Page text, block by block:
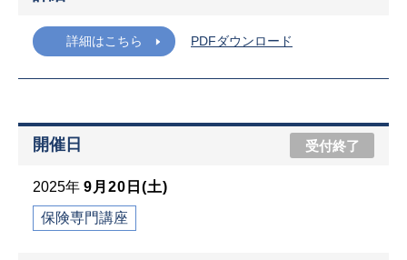
PDFダウンロード
詳細はこちら
開催日 受付終了
2025年 9月20日(土)
保険専門講座